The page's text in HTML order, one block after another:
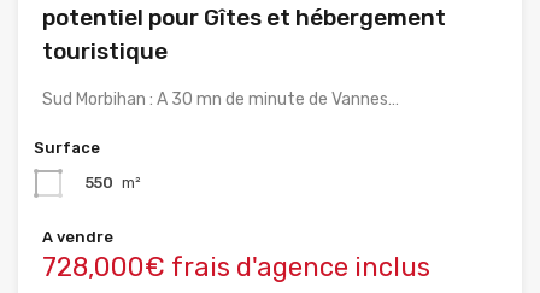
potentiel pour Gîtes et hébergement
touristique
Sud Morbihan : A 30 mn de minute de Vannes…
Surface
550 m²
A vendre
728,000€ frais d'agence inclus